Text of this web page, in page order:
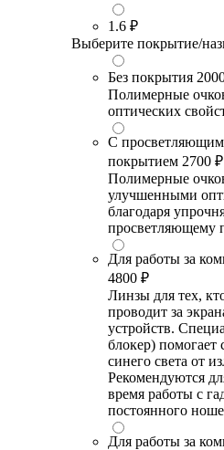
1.6 ₽
Выберите покрытие/
Без покрытия
Полимерные
оптических
С
покрытием 2700 ₽
Полимерные
улучшенными
благодаря
просветляющему
Для работы за
4800 ₽
Линзы для тех,
проводит за
устройств.
блокер) помогает
синего света от
Рекомендуются
время работы с
постоянного
Для работы за